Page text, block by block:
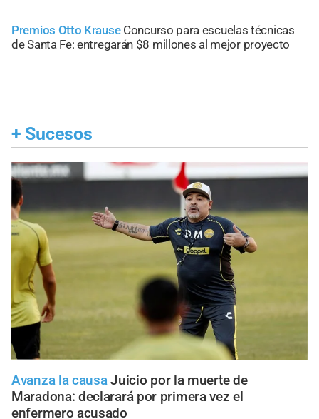
Premios Otto Krause Concurso para escuelas técnicas
de Santa Fe: entregarán $8 millones al mejor proyecto
+ Sucesos
Avanza la causa Juicio por la muerte de
Maradona: declarará por primera vez el
enfermero acusado